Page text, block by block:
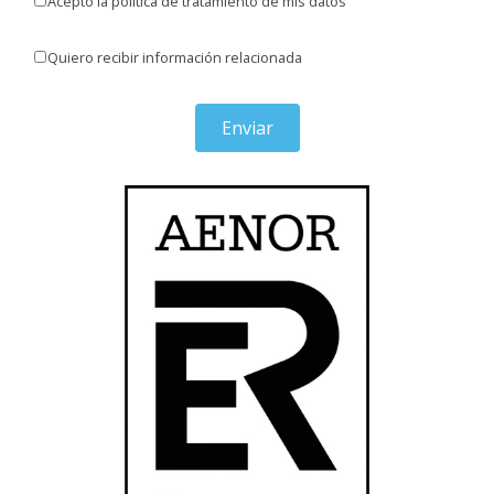
Quiero recibir información relacionada
Enviar